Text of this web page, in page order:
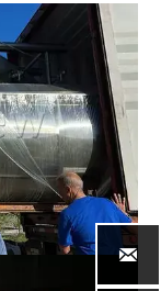
